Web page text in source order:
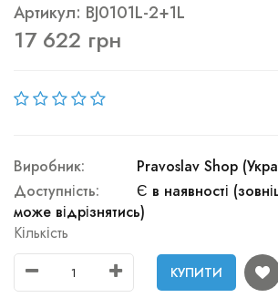
Артикул: BJ0101L-2+1L
17 622 грн
Виробник:
Pravoslav Shop
Доступність:
Є в наявності
може відрізнятись)
Кількість
КУПИТИ